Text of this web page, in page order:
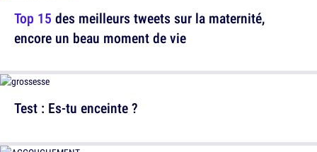
Top 15 des meilleurs tweets sur la maternité,
encore un beau moment de vie
Test : Es-tu enceinte ?